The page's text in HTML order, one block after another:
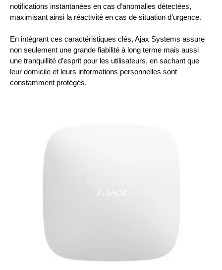
notifications instantanées en cas d’anomalies détectées,
maximisant ainsi la réactivité en cas de situation d’urgence.
En intégrant ces caractéristiques clés, Ajax Systems assure
non seulement une grande fiabilité à long terme mais aussi
une tranquillité d’esprit pour les utilisateurs, en sachant que
leur domicile et leurs informations personnelles sont
constamment protégés.